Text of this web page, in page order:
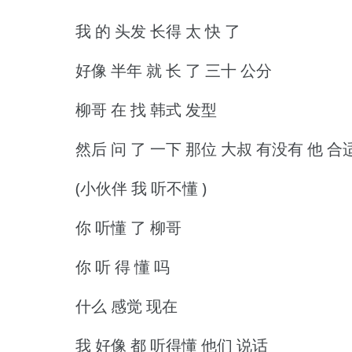
我 的 头发 长得 太 快 了
好像 半年 就 长 了 三十 公分
柳哥 在 找 韩式 发型
然后 问 了 一下 那位 大叔 有没有 他 合
(小伙伴 我 听不懂 )
你 听懂 了 柳哥
你 听 得 懂 吗
什么 感觉 现在
我 好像 都 听得懂 他们 说话